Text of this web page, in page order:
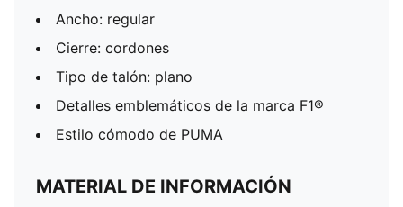
Ancho: regular
Cierre: cordones
Tipo de talón: plano
Detalles emblemáticos de la marca F1®
Estilo cómodo de PUMA
MATERIAL DE INFORMACIÓN